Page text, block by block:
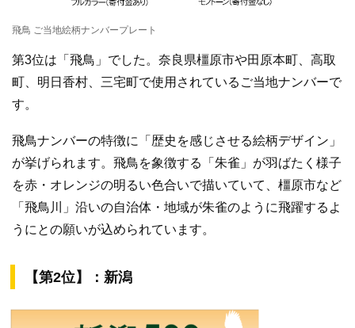
飛鳥 ご当地絵柄ナンバープレート
第3位は「飛鳥」でした。奈良県橿原市や田原本町、高取
町、明日香村、三宅町で使用されているご当地ナンバーで
す。
飛鳥ナンバーの特徴に「歴史を感じさせる絵柄デザイン」
が挙げられます。飛鳥を象徴する「朱雀」が羽ばたく様子
を赤・オレンジの明るい色合いで描いていて、橿原市など
「飛鳥川」沿いの自治体・地域が朱雀のように飛躍するよ
うにとの願いが込められています。
【第2位】：新潟